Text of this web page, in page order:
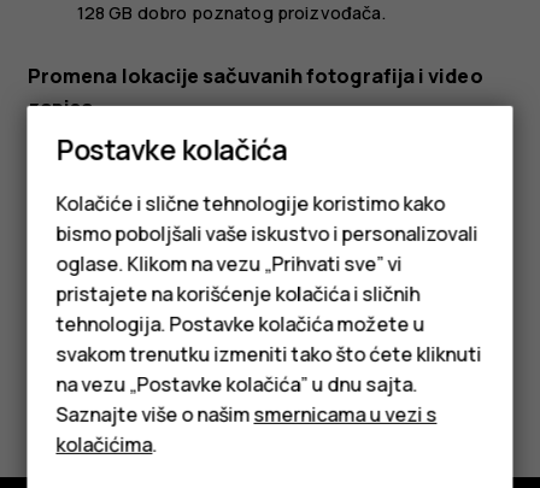
Pametni telefoni
Klasični telefoni
Tableti
128 GB dobro poznatog proizvođača.
Promena lokacije sačuvanih fotografija i video
zapisa
DodirniteKamera .
Dodirnite menu> settingsPodešavanja >Skladište
podataka
Da li vam je ovo bilo korisno?
Da Ne
Postavke kolačića
Kolačiće i slične tehnologije koristimo kako
bismo poboljšali vaše iskustvo i personalizovali
oglase. Klikom na vezu „Prihvati sve” vi
pristajete na korišćenje kolačića i sličnih
tehnologija. Postavke kolačića možete u
svakom trenutku izmeniti tako što ćete kliknuti
na vezu „Postavke kolačića” u dnu sajta.
Saznajte više o našimsmernicama u vezi s
kolačićima.